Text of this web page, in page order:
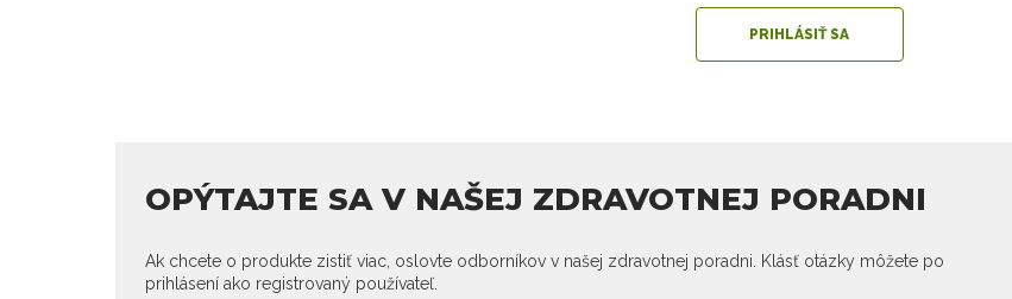
PRIHLÁSIŤ SA
OPÝTAJTE SA V NAŠEJ ZDRAVOTNEJ PORADNI
Ak chcete o produkte zistiť viac, oslovte odborníkov v našej zdravotnej poradni. Klásť otázky môžete po
prihlásení ako registrovaný používateľ.